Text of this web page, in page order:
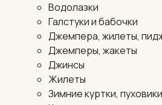
Водолазки
Галстуки и бабочки
Джемпера, жилеты,
Джемперы, жакеты
Джинсы
Жилеты
Зимние куртки, пуховики